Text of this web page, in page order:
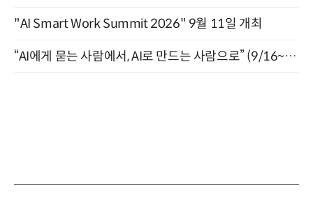
"AI Smart Work Summit 2026" 9월 11일 개최
“AI에게 묻는 사람에서, AI로 만드는 사람으로” (9/16~17)